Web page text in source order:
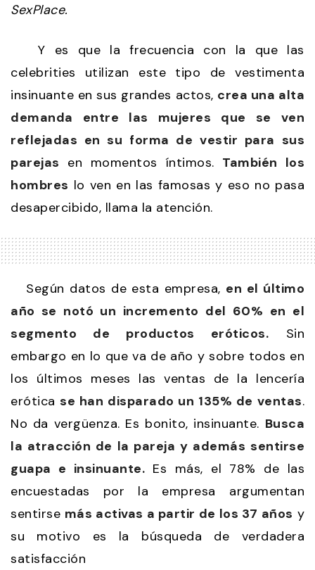
SexPlace.
Y es que la frecuencia con la que las
celebrities utilizan este tipo de vestimenta
insinuante en sus grandes actos, crea una alta
demanda entre las mujeres que se ven
reflejadas en su forma de vestir para sus
parejas en momentos íntimos. También los
hombres lo ven en las famosas y eso no pasa
desapercibido, llama la atención.
Según datos de esta empresa, en el último
año se notó un incremento del 60% en el
segmento de productos eróticos. Sin
embargo en lo que va de año y sobre todos en
los últimos meses las ventas de la lencería
eróticase han disparado un 135% de ventas.
No da vergüenza. Es bonito, insinuante. Busca
la atracción de la pareja y además sentirse
guapa e insinuante. Es más, el 78% de las
encuestadas por la empresa argumentan
sentirse más activas a partir de los 37 años y
su motivo es la búsqueda de verdadera
satisfacción